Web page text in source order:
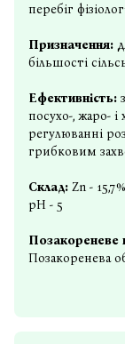
перебіг
Призначення:
більшості
Ефективність:
посухо-, жаро- і
регулюванні
грибковим
Склад: Zn -
рН - 5
Позакореневе
Позакоренева